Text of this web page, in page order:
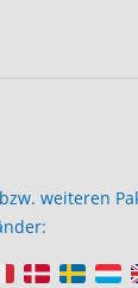
weiteren